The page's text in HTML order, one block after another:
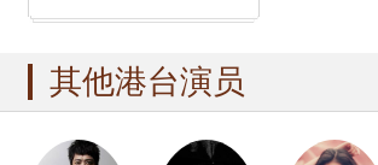
其他港台演员